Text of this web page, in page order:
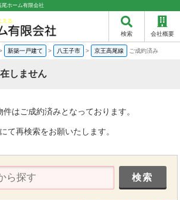
ホーム有限会社
検索 会社概要
新築一戸建て > 八王子市 > 京王高尾線 ご成約済み
しません
件はご成約済みとなっております。
て再検索をお願いたします。